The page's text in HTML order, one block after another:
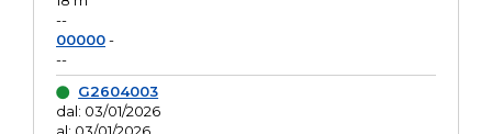
--
00000-
--
G2604003
dal: 03/01/2026